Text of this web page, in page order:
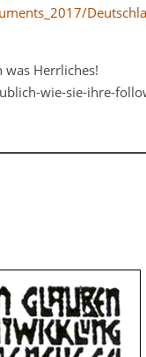
was Herrliches!
wie-sie-ihre-